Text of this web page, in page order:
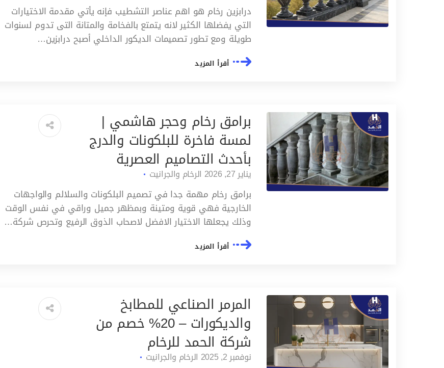
درابزين رخام هو اهم عناصر التشطيب فإنه يأتي مقدمة الاختيارات
التي يفضلها الكثير لانه يتمتع بالفخامة والمتانة التى تدوم لسنوات
طويلة ومع تطور تصميمات الديكور الداخلي أصبح درابزين…
أقرأ المزيد
برامق رخام وحجر هاشمي |
لمسة فاخرة للبلكونات والدرج
بأحدث التصاميم العصرية
يناير 27, 2026 الرخام والجرانيت
برامق رخام مهمة جدا في تصميم البلكونات والسلالم والواجهات
الخارجية فهي قوية ومتينة وبمظهر جميل وراقي في نفس الوقت
وذلك يجعلها الاختيار الافضل لاصحاب الذوق الرفيع وتحرص شركة…
أقرأ المزيد
المرمر الصناعي للمطابخ
والديكورات – 20% خصم من
شركة الحمد للرخام
نوفمبر 2, 2025 الرخام والجرانيت